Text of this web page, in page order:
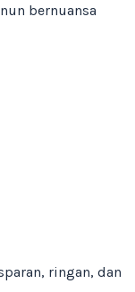
bernuansa
ringan, dan